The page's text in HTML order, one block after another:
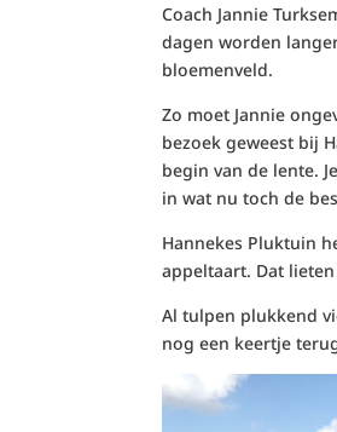
Coach Jannie
dagen worden
bloemenveld.
Zo moet Jannie
bezoek geweest bij
begin van de lente.
in wat nu toch de
Hannekes Pluktuin
appeltaart. Dat
Al tulpen plukkend
nog een keertje